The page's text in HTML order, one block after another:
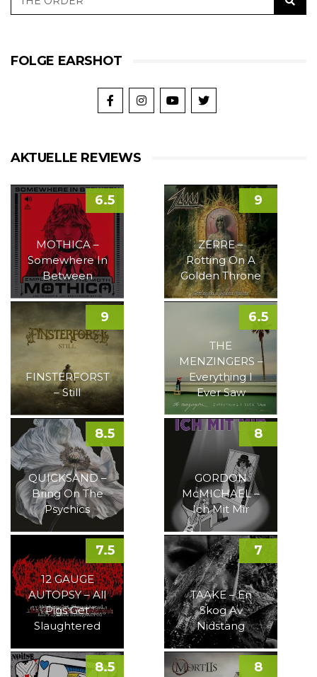
FOLGE EARSHOT
AKTUELLE REVIEWS
MOTHICA –
Somewhere In
Between
6.5
ZERRE –
Rotting On A
Golden Throne
9
FINSTERFORST
– Still
9
THE
MENZINGERS –
Everything I
Ever Saw
6.5
QUICKSAND –
Bring On The
Psychics
8.5
GORDON
McMICHAEL –
Ich Mit Mir
8
12 GAUGE
AUTOPSY – All
Pigs Get
Slaughtered
7.5
TAAKE – En
Skog Av
Nidstang
7
8.5 8